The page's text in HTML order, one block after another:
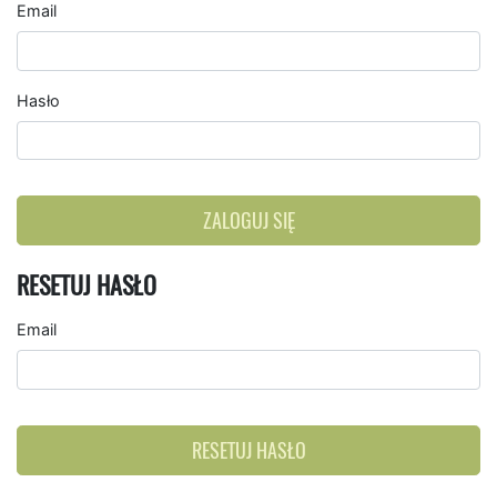
Email
Hasło
ZALOGUJ SIĘ
RESETUJ HASŁO
Email
RESETUJ HASŁO